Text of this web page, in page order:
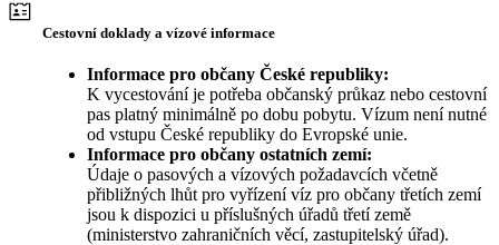
Cestovní doklady a vízové informace
Informace pro občany České republiky:
K vycestování je potřeba občanský průkaz nebo cestovní
pas platný minimálně po dobu pobytu. Vízum není nutné
od vstupu České republiky do Evropské unie.
Informace pro občany ostatních zemí:
Údaje o pasových a vízových požadavcích včetně
přibližných lhůt pro vyřízení víz pro občany třetích zemí
jsou k dispozici u příslušných úřadů třetí země
(ministerstvo zahraničních věcí, zastupitelský úřad).